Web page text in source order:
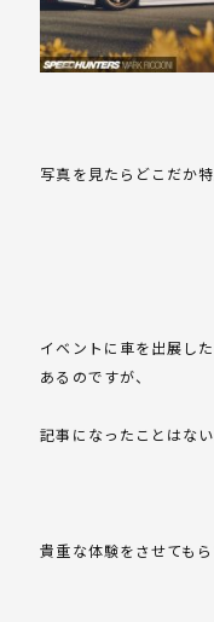
写真を見たらどこだか
イベントに車を出展し
あるのですが、
記事になったことはな
貴重な体験をさせてもら